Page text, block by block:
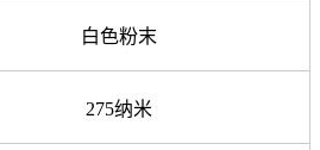
白色粉末
275纳米